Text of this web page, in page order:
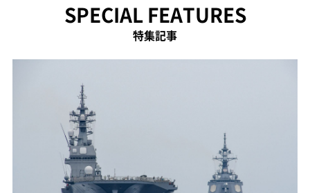
SPECIAL FEATURES
特集記事